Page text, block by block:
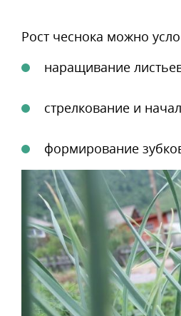
Рост чеснока можно
наращивание
стрелкование и
формирование